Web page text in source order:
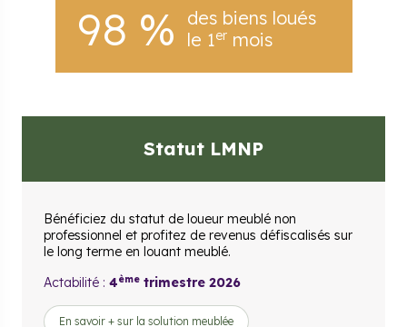
98 %
des biens loués
le 1ermois
Statut LMNP
Bénéficiez du statut de loueur meublé non
professionnel et profitez de revenus défiscalisés sur
le long terme en louant meublé.
Actabilité : 4ème trimestre 2026
En savoir + sur la solution meublée